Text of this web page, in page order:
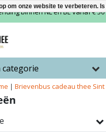
binnen NL en BE vanaf € 50
categorie
| Brievenbus cadeau thee Sint
om onze website te verbeteren.